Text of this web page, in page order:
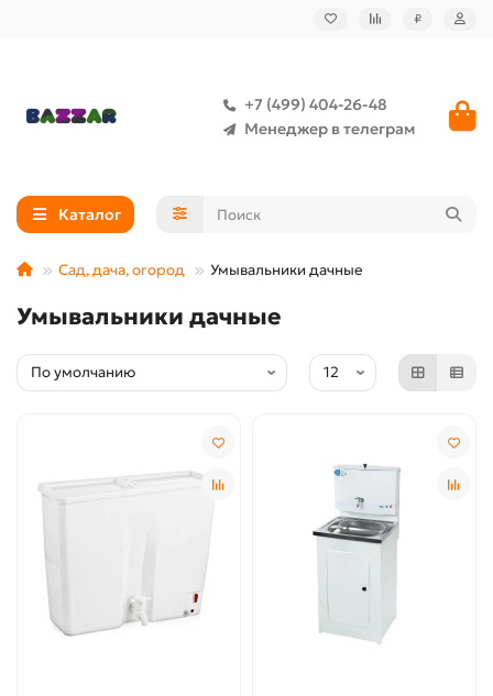
₽
+7 (499) 404-26-48
Менеджер в телеграм
Каталог
Сад, дача, огород Умывальники дачные
Умывальники дачные